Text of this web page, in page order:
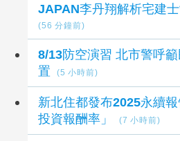
JAPAN李丹翔解析宅建
(56 分鐘前)
8/13防空演習 北市警呼
置
(5 小時前)
新北住都發布2025永續
投資報酬率」
(7 小時前)